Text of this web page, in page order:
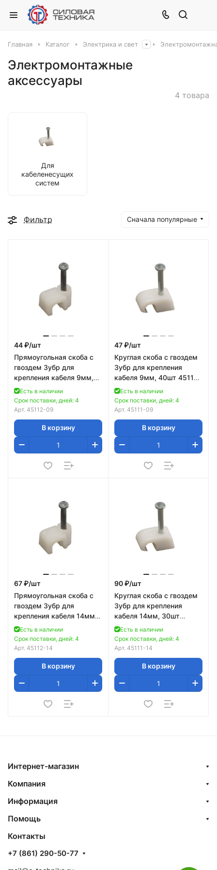
Главная Каталог Электрика и свет
Электромонтажные
аксессуары
4 товара
Для
кабеленесущих
систем
Фильтр Сначала популярные
44 ₽/шт
Прямоугольная скоба с
гвоздем Зубр для
крепления кабеля 9мм,
40шт 45112-09
Есть в наличии
Срок поставки, дней: 4
Арт. 45112-09
В корзину
47 ₽/шт
Круглая скоба с гвоздем
Зубр для крепления
кабеля 9мм, 40шт 45111-
09Есть в наличии
Срок поставки, дней: 4
Арт. 45111-09
В корзину
67 ₽/шт
Прямоугольная скоба с
гвоздем Зубр для
крепления кабеля 14мм,
30шт 45112-14
Есть в наличии
Срок поставки, дней: 4
Арт. 45112-14
В корзину
90 ₽/шт
Круглая скоба с гвоздем
Зубр для крепления
кабеля 14мм, 30шт
45111-14
Есть в наличии
Срок поставки, дней: 4
Арт. 45111-14
В корзину
Интернет-магазин
Компания
Информация
Помощь
Контакты
+7 (861) 290-50-77